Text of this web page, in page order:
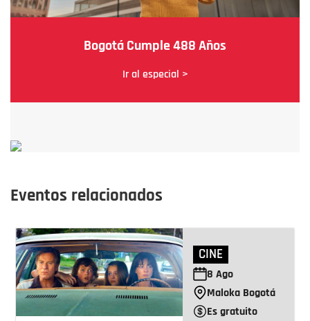
Bogotá Cumple 488 Años
Ir al especial >
Eventos relacionados
CINE
8 Ago
Maloka Bogotá
Es gratuito